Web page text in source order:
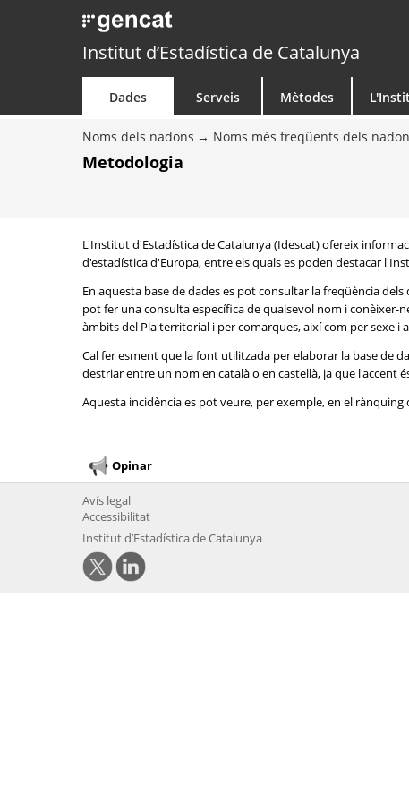
Institut d’Estadística de Catalunya
Dades Serveis Mètodes
Noms dels nadons Noms més freqüents dels
Metodologia
L'Institut d'Estadística de Catalunya (Idescat) ofereix
d'estadística d'Europa, entre els quals es poden destacar
En aquesta base de dades es pot consultar la freqüència
pot fer una consulta específica de qualsevol nom i
àmbits del Pla territorial i per comarques, així com per sexe i
Cal fer esment que la font utilitzada per elaborar la base de
destriar entre un nom en català o en castellà, ja que l'accent
Aquesta incidència es pot veure, per exemple, en el
Opinar
Avís legal
Accessibilitat
Institut d’Estadística de Catalunya